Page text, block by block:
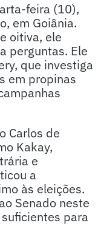
feira (10),
em Goiânia.
oitiva, ele
perguntas. Ele
que investiga
em propinas
Carlos de
Kakay,
e
a
às eleições.
Senado neste
para